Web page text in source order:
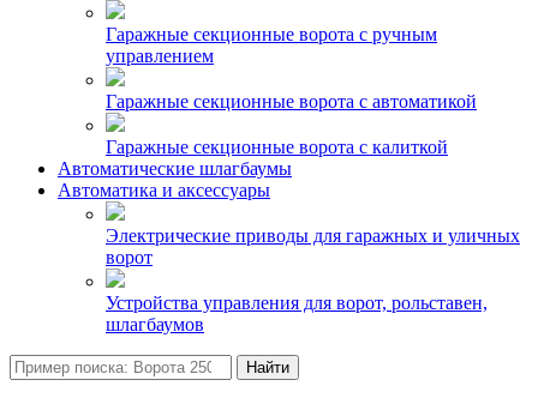
Гаражные секционные ворота с ручным
управлением
Гаражные секционные ворота с автоматикой
Гаражные секционные ворота с калиткой
Автоматические шлагбаумы
Автоматика и аксессуары
Электрические приводы для гаражных и уличных
ворот
Устройства управления для ворот, рольставен,
шлагбаумов
Найти